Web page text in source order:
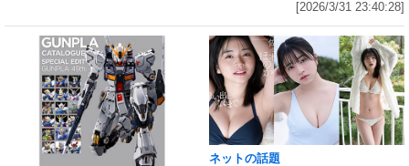
[2026/3/31 23:40:28]
ネットの話題